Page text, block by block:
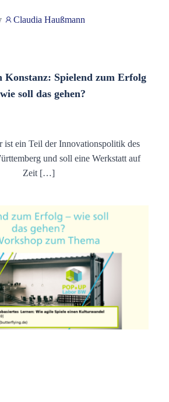
Claudia Haußmann
Konstanz: Spielend zum Erfolg
soll das gehen?
ist ein Teil der Innovationspolitik des
und soll eine Werkstatt auf
Zeit […]